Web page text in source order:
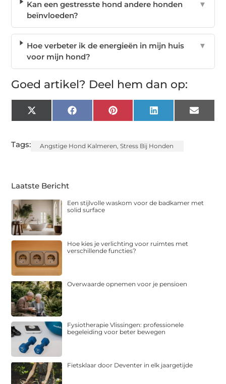
Kan een gestresste hond andere honden
beïnvloeden?
▼
Hoe verbeter ik de energieën in mijn huis
voor mijn hond?
▼
Goed artikel? Deel hem dan op:
X
(Twitter)
FacebookPinterest LinkedIn Email
Tags: Angstige Hond Kalmeren,Stress Bij Honden
Laatste Bericht
Een stijlvolle waskom voor de badkamer met
solid surface
Hoe kies je verlichting voor ruimtes met
verschillende functies?
Overwaarde opnemen voor je pensioen
Fysiotherapie Vlissingen: professionele
begeleiding voor beter bewegen
Fietsklaar door Deventer in elk jaargetijde